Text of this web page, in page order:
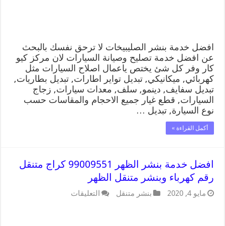
افضل خدمة بنشر الصليبيخات لا ترحق نفسك بالبحث
عن افضل خدمة تصليح وصيانة السيارات لان مركز كيو
كار وفر كل شئ يختص ياعمال اصلاح السيارات مثل
كهربائي, ميكانيكي, تبديل تواير اطارات, تبديل بطاريات,
تبديل سفايف, دينمو, سلف, معدات سيارات, زجاج
السيارات, قطع غيار جميع الاحجام والمقاسات حسب
نوع السيارة, تبديل …
أكمل القراءة »
افضل خدمة بنشر الظهر 99009551 كراج متنقل
رقم كهرباء وبنشر متنقل الظهر
مايو 4, 2020 بنشر متنقل التعليقات